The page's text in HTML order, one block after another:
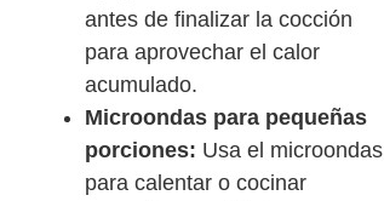
antes de finalizar la cocción
para aprovechar el calor
acumulado.
Microondas para pequeñas
porciones: Usa el microondas
para calentar o cocinar